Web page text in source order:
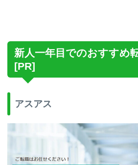
新人一年目でのおすすめ
[PR]
アスアス